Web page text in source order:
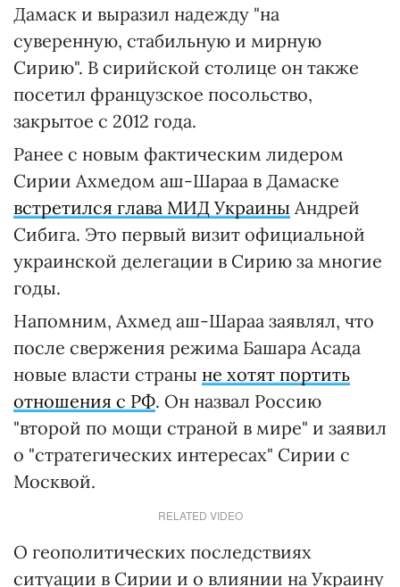
Дамаск и выразил надежду "на
суверенную, стабильную и мирную
Сирию". В сирийской столице он также
посетил французское посольство,
закрытое с 2012 года.
Ранее с новым фактическим лидером
Сирии Ахмедом аш-Шараа в Дамаске
встретился глава МИД Украины Андрей
Сибига. Это первый визит официальной
украинской делегации в Сирию за многие
годы.
Напомним, Ахмед аш-Шараа заявлял, что
после свержения режима Башара Асада
новые власти страны не хотят портить
отношения с РФ. Он назвал Россию
"второй по мощи страной в мире" и заявил
о "стратегических интересах" Сирии с
Москвой.
RELATED VIDEO
О геополитических последствиях
ситуации в Сирии и о влиянии на Украину